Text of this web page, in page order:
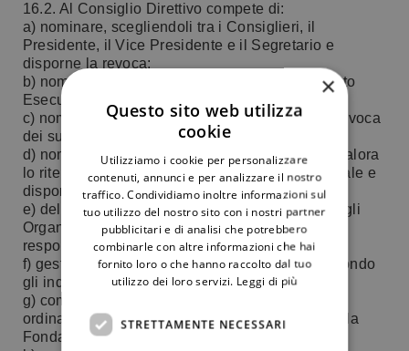
16.2. Al Consiglio Direttivo compete di:
a) nominare, scegliendoli tra i Consiglieri, il
Presidente, il Vice Presidente e il Segretario e
disporne la revoca;
b) nominare, ove lo ritenga opportuno, il Comitato
Esecutivo e disporre la revoca dei suoi membri;
c) nominare l’Organo di controllo e disporre la revoca
dei suoi membri;
d) nominare, ove sia obbligatorio per legge o qualora
lo ritenga comunque opportuno, il Revisore Legale e
disporne la revoca;
e) deliberare sulla responsabilità dei membri degli
Organi della Fondazione e promuove azione di
responsabilità nei loro confronti;
f) gestire la Fondazione in ogni suo aspetto secondo
gli indirizzi delineati dallo Statuto;
g) compiere qualsiasi atto di amministrazione
ordinaria e straordinaria in nome e per conto della
Fondazione;
×
Questo sito web utilizza
cookie
Utilizziamo i cookie per personalizzare
contenuti, annunci e per analizzare il nostro
traffico. Condividiamo inoltre informazioni sul
tuo utilizzo del nostro sito con i nostri partner
pubblicitari e di analisi che potrebbero
combinarle con altre informazioni che hai
fornito loro o che hanno raccolto dal tuo
utilizzo dei loro servizi. Leggi di più
STRETTAMENTE NECESSARI